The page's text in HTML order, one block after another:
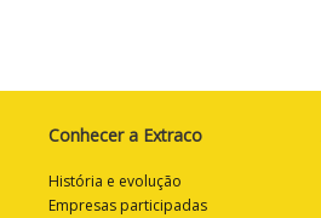
Conhecer a Extraco
História e evolução
Empresas participadas